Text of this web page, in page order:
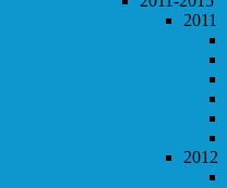
2011
2012